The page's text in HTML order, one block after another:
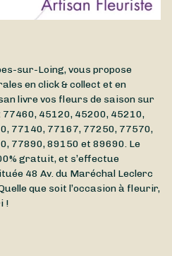
sur-Loing, vous propose
en click & collect et en
livre vos fleurs de saison sur
45120, 45200, 45210,
77140, 77167, 77250, 77570,
77890, 89150 et 89690. Le
gratuit, et s’effectue
48 Av. du Maréchal Leclerc
que soit l’occasion à fleurir,
!